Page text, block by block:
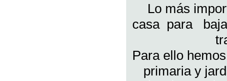
Lo más
casa para
Para ello
primaria y